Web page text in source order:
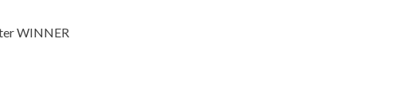
WINNER